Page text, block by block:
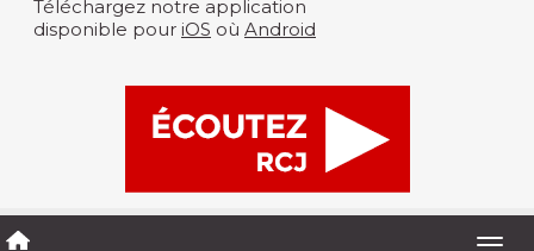
Téléchargez notre application
disponible pour iOS où Android